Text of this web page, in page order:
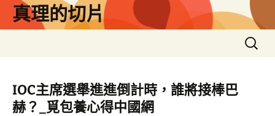
真理的切片
搜
尋
IOC主席選舉進進倒計時，誰將接棒巴
赫？_覓包養心得中國網